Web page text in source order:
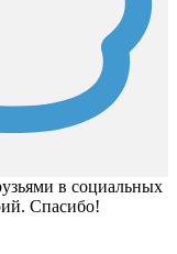
в социальных
Спасибо!